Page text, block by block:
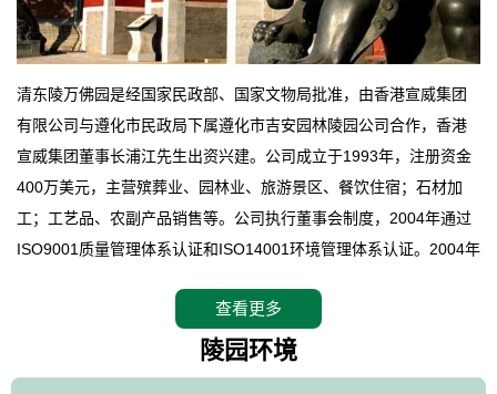
清东陵万佛园是经国家民政部、国家文物局批准，由香港宣威集团
有限公司与遵化市民政局下属遵化市吉安园林陵园公司合作，香港
宣威集团董事长浦江先生出资兴建。公司成立于1993年，注册资金
400万美元，主营殡葬业、园林业、旅游景区、餐饮住宿；石材加
工；工艺品、农副产品销售等。公司执行董事会制度，2004年通过
ISO9001质量管理体系认证和ISO14001环境管理体系认证。2004年
拥有4A级旅游区头衔的花园式陵园，园内建有四星级酒店一座。
万佛园位于遵化市境内，座落在世界文化遗产清东陵地形墙内，地
形绝佳，地理位置优越，交通便利。公司以“建设全国顶级人生后花
查看更多
陵园环境